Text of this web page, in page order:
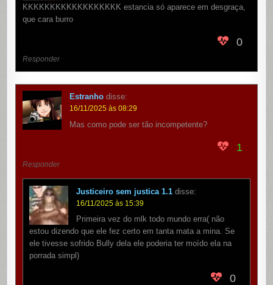
KKKKKKKKKKKKKKKKKK estancia só aparece em desgraça,
que cara burro
0
Responder
Estranho disse:
16/11/2025 às 08:29
Mas como pode ser tão incompetente?
1
Responder
Justiceiro sem justica 1.1 disse:
16/11/2025 às 15:39
Primeira vez do mlk todo mundo erra( não
estou dizendo que ele fez certo em tanta mata a mina. Se
ele tivesse sofrido Bully dela ele poderia ter moído ela na
porrada simpl)
0